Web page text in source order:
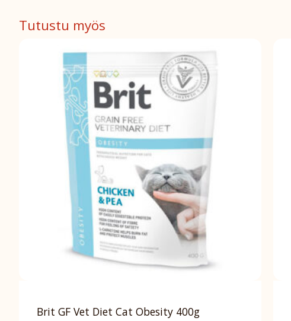
Tutustu myös
Brit GF Vet Diet Cat Obesity 400g